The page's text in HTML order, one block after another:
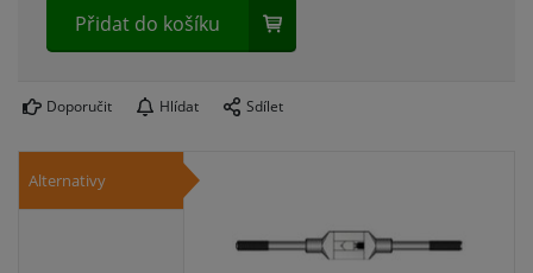
Přidat do košíku
Doporučit Hlídat Sdílet
Alternativy